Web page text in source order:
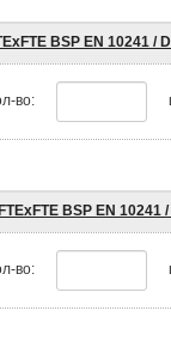
BSP EN 10241 /
во:
BSP EN 10241 /
во: